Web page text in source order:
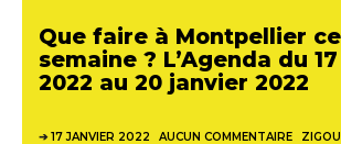
Que faire à Montpellier
semaine ? L’Agenda du
2022 au 20 janvier 2022
17 JANVIER 2022 AUCUN COMMENTAIRE